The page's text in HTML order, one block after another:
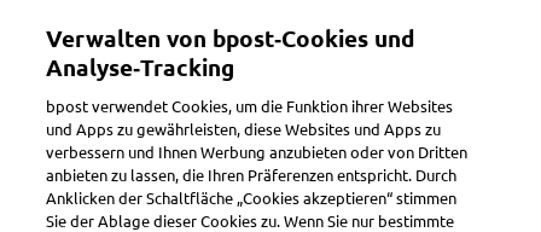
Toggle navigation
Keine Abwesenheitsbenachrichtigung erhalten
Verwalten von bpost‑Cookies und
Analyse‑Tracking
bpost verwendet Cookies, um die Funktion ihrer Websites
und Apps zu gewährleisten, diese Websites und Apps zu
verbessern und Ihnen Werbung anzubieten oder von Dritten
anbieten zu lassen, die Ihren Präferenzen entspricht. Durch
Anklicken der Schaltfläche „Cookies akzeptieren“ stimmen
Sie der Ablage dieser Cookies zu. Wenn Sie nur bestimmte